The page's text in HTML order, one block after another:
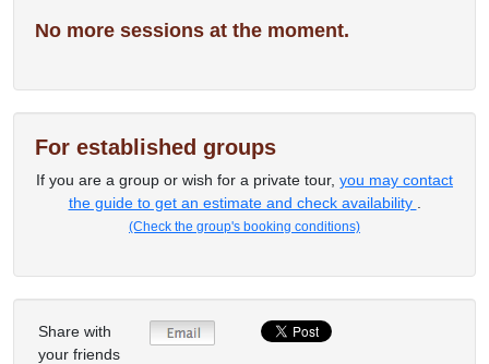
No more sessions at the moment.
For established groups
If you are a group or wish for a private tour, you may contact
the guide to get an estimate and check availability
(Check the group's booking conditions)
Share with
your friends